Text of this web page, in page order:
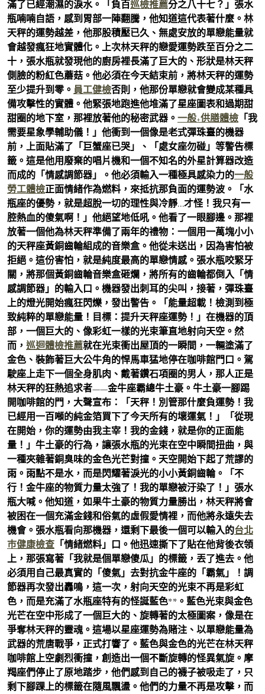
滿了已經潮濕的淚水。「負百巡檢推薦分之八十七？」張水
瓶喃喃自語，感到胃部一陣翻騰，他知道這代表著什麼。林
天秤的運勢越差，他那股積壓已久、無處安放的單戀能量就
會越發瘋狂地實體化。上次林天秤的戀愛運勢跌至百分之二
十，張水瓶就發現他的廚房裡長滿了巨大的、形狀是林天秤
側臉的粉紅色蘑菇。他必須在今天結束前，將林天秤的運勢
至少提升到零。 員工健檢否則，他那份單戀就會變成某種具
備攻擊性的實體。他緊張地跑進他堆滿了星座圖表和過期甜
甜圈的地下室，那裡放著他的秘密武器。 一般+供膳體檢 「我
需要星象學輔助儀！」他衝到一個像是老式彈珠臺的機器
前，上面貼滿了「巨蟹座已哭」、「處女座勿碰」等警告標
籤。這是他用廢棄的唱片機和一個不知名的外星計算器改造
而成的「情感調節器」。他必須輸入一種極具感染力的一般
勞工體檢正面情緒作為燃料，來抵抗那負面的運勢波。「水
瓶座的優勢，就是超脫一切的理性與冷靜…才怪！我只有一
腔熱血的傻氣啊！」他絕望地低吼。他看了一眼腳邊。那裡
放著一個他為林天秤準備了兩年的禮物：一個用一萬塊小小
的天秤座黃銅齒輪組成的音樂盒。他從未送出，因為害怕被
拒絕。這份害怕，就是純度最高的單戀情感。張水瓶咬緊牙
關，將那個黃銅齒輪音樂盒砸爛，將所有的齒輪都倒入「情
感調節器」的輸入口。機器發出刺耳的尖叫，接著，彈珠臺
上的燈光開始瘋狂閃爍，發出警告。「能量超載！檢測到極
致純粹的單戀能量！目標：提升天秤座運勢！」在機器的頂
部，一個巨大的、像彩虹一樣的光束筆直地射向天空。然
而， 巡迴體檢推薦就在光束衝出屋頂的一瞬間，一輛塗滿了
金色、裝飾著巨大公牛角的悍馬車猛地停在咖啡館門口。駕
駛座上走下一個全身肌肉、戴著鑽石項圈的男人，那人正是
林天秤的狂熱追求者——金牛座霸總牛土豪。牛土豪一腳踢
開咖啡館的門，大聲宣布：「天秤！別管那什麼負運勢！我
已經用一百噸的純金箔買下了今天所有的壞運氣！」「從現
在開始，你的運勢由我主宰！我的金錢，就是你的正面能
量！」牛土豪的行為，讓張水瓶的光束在空中瞬間扭曲，與
一種夾雜著銅臭味的金色光芒對撞。天空開始下起了荒謬的
雨。雨點不是水，而是閃耀著淚光的小小黃銅齒輪。「不
行！金牛座的物質力量太強了！我的單戀被汙染了！」張水
瓶大喊。他知道，如果牛土豪的物質力量勝出，林天秤將會
被困在一個充滿金錢和俗氣的虛假愛情裡，而他將永遠失去
機會。張水瓶看向那機器，還剩下最後一個可以輸入的台北
巿健康檢查 「情緒燃料」口。他迅速撕下了貼在他背後衣領
上，那張寫著「我就是個單戀傻瓜」的標籤，丟了進去。他
必須用自己最真實的「傻氣」去對抗金牛座的「霸氣」！調
節器再次發出轟鳴，這一次，射向天空的光束不再是彩虹
色，而是充滿了水瓶座特有的怪誕藍色**。藍色光束與金色
光芒在空中形成了一個巨大的、旋轉著的太極圖案，像是在
爭奪林天秤的靈魂。這場以星座運勢為賭注、以單戀能量為
武器的荒唐戰爭，正式打響了。藍色與金色的光芒在林天秤
咖啡館上空劇烈衝撞，創造出一個不斷旋轉的怪異氣旋。摩
羯座們停止了原地踏步，他們感到自己的襪子被吸走了，只
剩下腳踝上的標籤在隨風飄盪。他們的力量不再是攻擊，而